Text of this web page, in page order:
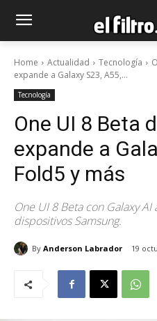
Home Actualidad Tecnología
expande a Galaxy S23, A55,...
Tecnología
One UI 8 Beta
expande a
Fold5 y más
One UI 8 Beta con Galaxy
dispositivos Samsung.
By Anderson Labrador 19